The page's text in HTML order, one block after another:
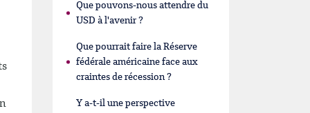
Que pouvons-nous attendre du
USD à l'avenir ?
Que pourrait faire la Réserve
fédérale américaine face aux
craintes de récession ?
Y a-t-il une perspective